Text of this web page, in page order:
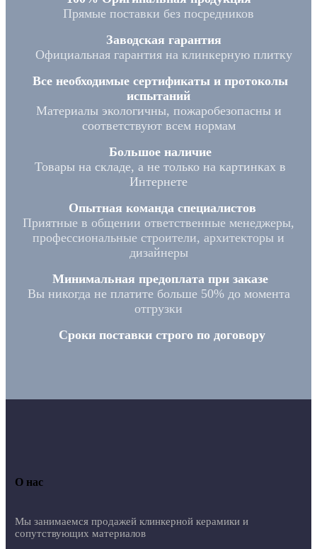
Прямые поставки без посредников
Заводская гарантия
Официальная гарантия на клинкерную плитку
Все необходимые сертификаты и протоколы
испытаний
Материалы экологичны, пожаробезопасны и
соответствуют всем нормам
Большое наличие
Товары на складе, а не только на картинках в
Интернете
Опытная команда специалистов
Приятные в общении ответственные менеджеры,
профессиональные строители, архитекторы и
дизайнеры
Минимальная предоплата при заказе
Вы никогда не платите больше 50% до момента
отгрузки
Сроки поставки строго по договору
О нас
Мы занимаемся продажей клинкерной керамики и
сопутствующих материалов